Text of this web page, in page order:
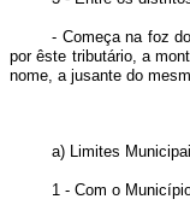
- Começa na foz
por êste tributário, a
nome, a jusante do
a) Limites
1 - Com o